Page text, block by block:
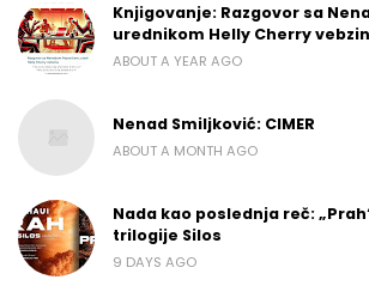
Knjigovanje: Razgovor sa
urednikom Helly Cherry
ABOUT A YEAR AGO
Nenad Smiljković: CIMER
ABOUT A MONTH AGO
Nada kao poslednja reč:
trilogije Silos
9 DAYS AGO